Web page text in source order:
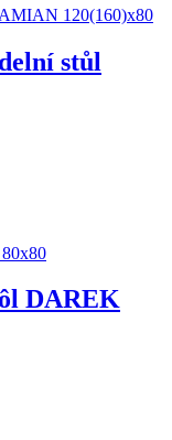
stůl
DAREK